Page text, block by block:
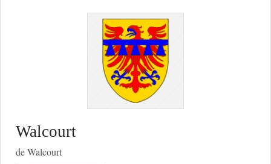
Walcourt
de Walcourt